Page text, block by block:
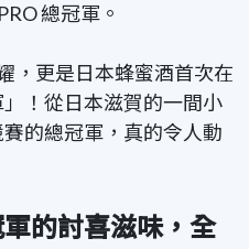
總冠軍。
，更是日本蜂蜜酒首次在
！從日本滋賀的一間小
的總冠軍，真的令人動
的討喜滋味， 全